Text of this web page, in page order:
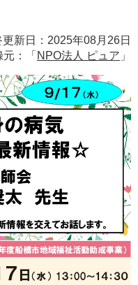
新日：2025年08月26日
：「 NPO法人 ピュア 」